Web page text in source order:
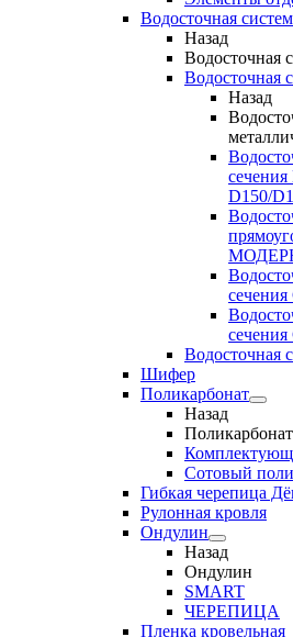
Водосточная
Назад
Водосточная
Водосточная
Назад
D150/
Водосточная
Шифер
Поликарбонат
Назад
Поликарбонат
Сотовый
Гибкая черепица
Рулонная кровля
Ондулин
Назад
Ондулин
SMART
ЧЕРЕПИЦА
Пленка кровельная